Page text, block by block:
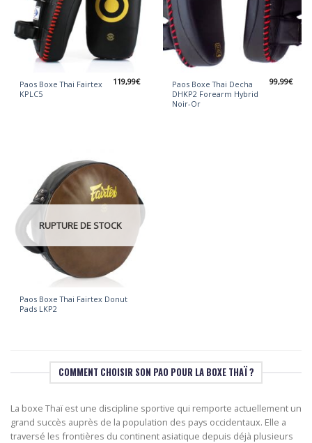
Paos Boxe Thai Fairtex
KPLC5
119,99€
Paos Boxe Thai Decha
DHKP2 Forearm Hybrid
Noir-Or
99,99€
RUPTURE DE STOCK
Paos Boxe Thai Fairtex Donut
Pads LKP2
COMMENT CHOISIR SON PAO POUR LA BOXE THAÏ ?
La boxe Thaï est une discipline sportive qui remporte actuellement un
grand succès auprès de la population des pays occidentaux. Elle a
traversé les frontières du continent asiatique depuis déjà plusieurs